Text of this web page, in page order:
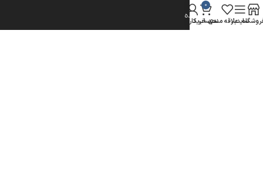
شرایط خرید عمده
سایدبارعلاقه مندی
0
سبد خرید
حساب کاربری من